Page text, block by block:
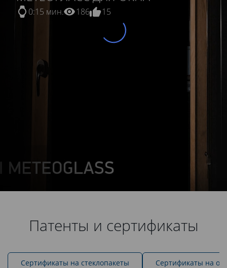
0:15 мин. 186 15
Патенты и сертификаты
Cертификаты на стеклопакеты Сертификаты на